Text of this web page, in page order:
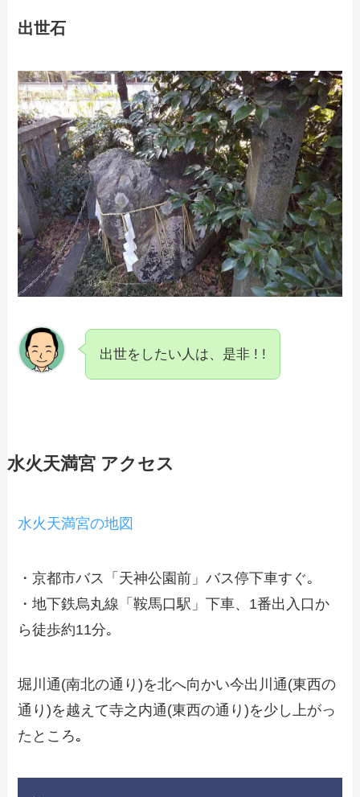
出世石
出世をしたい人は、是非 ! !
水火天満宮 アクセス
水火天満宮の地図
・京都市バス「天神公園前」バス停下車すぐ｡
・地下鉄烏丸線「鞍馬口駅」下車、1番出入口か
ら徒歩約11分｡
堀川通(南北の通り)を北へ向かい今出川通(東西の
通り)を越えて寺之内通(東西の通り)を少し上がっ
たところ｡